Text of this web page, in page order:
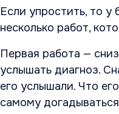
Если упростить, то у
несколько работ,
Первая работа —
услышать диагноз.
его услышали. Что
самому